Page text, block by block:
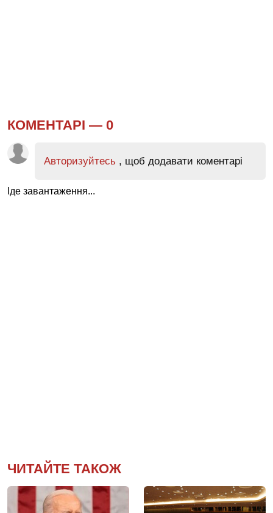
КОМЕНТАРІ — 0
Авторизуйтесь , щоб додавати коментарі
Іде завантаження...
ЧИТАЙТЕ ТАКОЖ